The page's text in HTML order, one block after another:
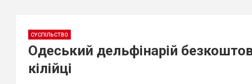
СУСПІЛЬСТВО
Одеський дельфінарій
кілійці